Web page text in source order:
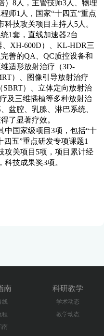
）8人，主管技师3人、物理
师1人，国家“十四五”重点
技攻关项目主持人5人。
1套，直线加速器2台
、XH-600D）、KL-HDR三
善的QA、QC质控设备和
适形放射治疗（3D-
）、图像引导放射治疗
SBRT）、立体定向放射治
及三维插植等多种放射治
盆腔、乳腺、淋巴系统、
了显著疗效。
中国家级项目3项，包括“十
四五”重点研发专项课题1
攻关项目5项，项目累计经
科技成果奖3项。
南
线
程
南
科研教学
学术动态
教学动态